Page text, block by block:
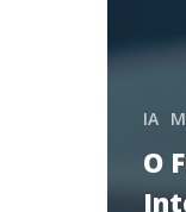
IA
O